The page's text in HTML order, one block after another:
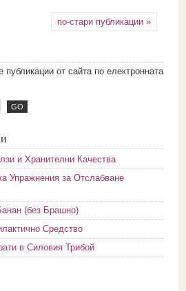
по-стари публикации »
пyбликaции oт caйтa пo eлeктpoннaтa
и Хранителни Качества
Упражнения за Отслабване
(без Брашно)
Средство
в Силовия Трибой